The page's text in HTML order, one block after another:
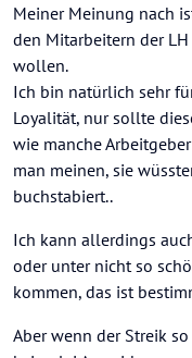
Meiner Meinung nach
den Mitarbeitern der
wollen.
Ich bin natürlich sehr
Loyalität, nur sollte
wie manche
man meinen, sie
buchstabiert..
Ich kann allerdings
oder unter nicht so
kommen, das ist
Aber wenn der Streik